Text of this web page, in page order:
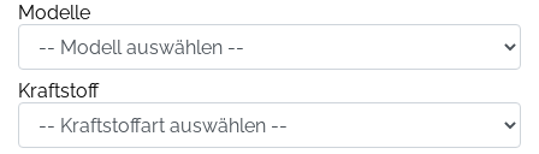
Modelle
Kraftstoff